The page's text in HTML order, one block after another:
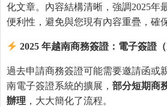
化文章。內容結構清晰，強調2025年
便利性，避免與您現有內容重疊，確
2025年越南商務簽證：電子簽證（
過去申請商務簽證可能需要邀請函或
南電子簽證系統的擴展， 部分短期商
辦理 ，大大簡化了流程。